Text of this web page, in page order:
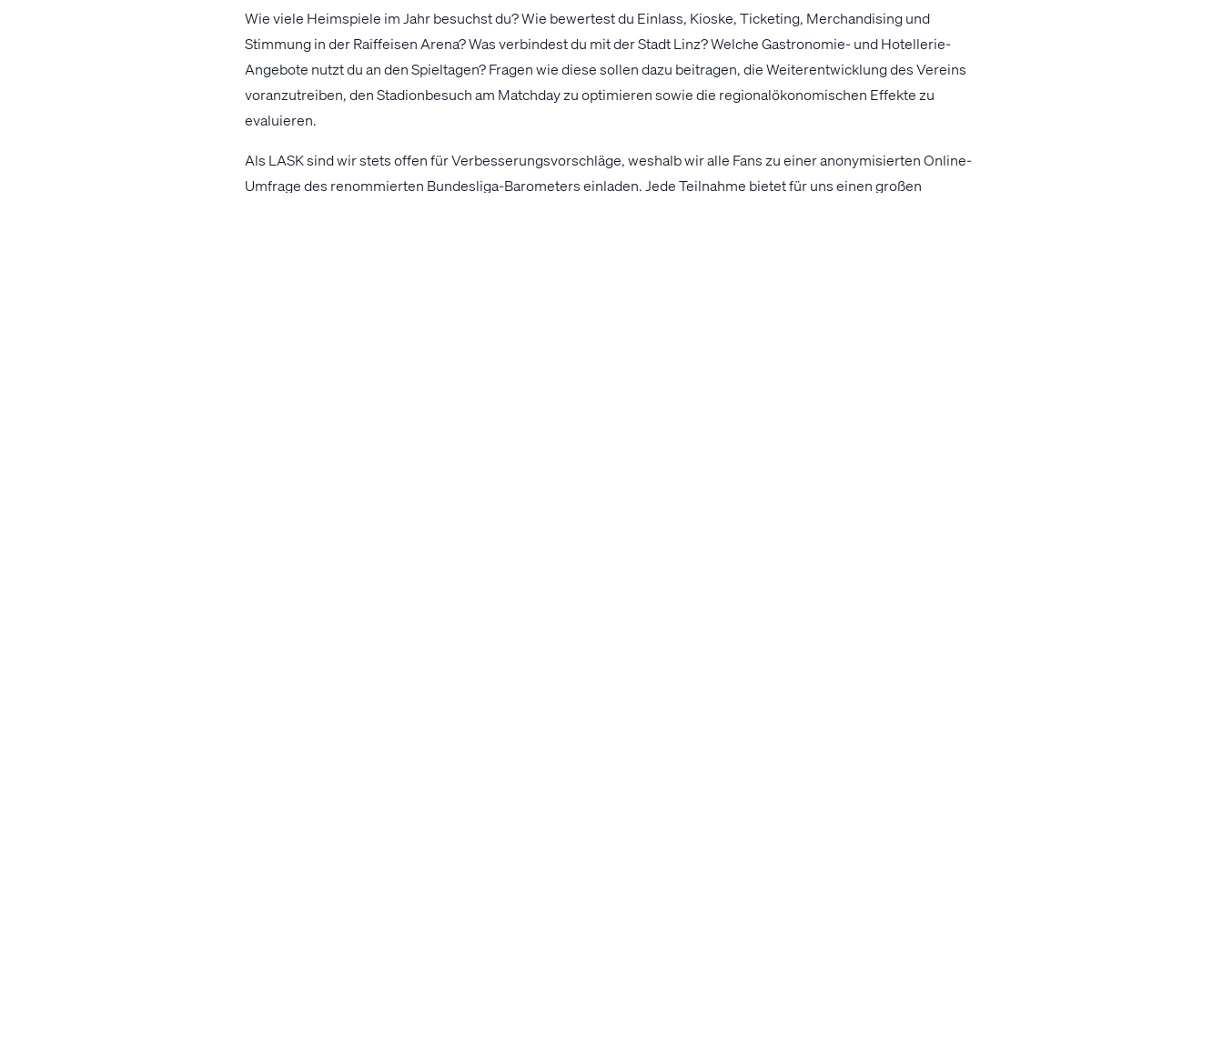
Wie viele Heimspiele im Jahr besuchst du? Wie bewertest du Einlass, Kioske, Ticketing, Merchandising und
Stimmung in der Raiffeisen Arena? Was verbindest du mit der Stadt Linz? Welche Gastronomie- und Hotellerie-
Angebote nutzt du an den Spieltagen? Fragen wie diese sollen dazu beitragen, die Weiterentwicklung des Vereins
voranzutreiben, den Stadionbesuch am Matchday zu optimieren sowie die regionalökonomischen Effekte zu
evaluieren.
Als LASK sind wir stets offen für Verbesserungsvorschläge, weshalb wir alle Fans zu einer anonymisierten Online-
Umfrage des renommierten Bundesliga-Barometers einladen. Jede Teilnahme bietet für uns einen großen